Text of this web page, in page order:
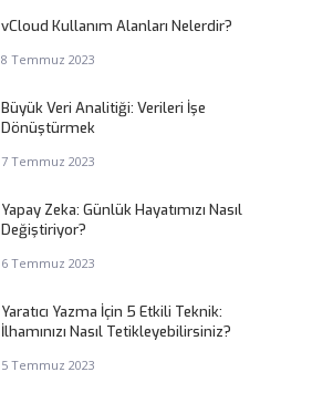
vCloud Kullanım Alanları Nelerdir?
8 Temmuz 2023
Büyük Veri Analitiği: Verileri İşe
Dönüştürmek
7 Temmuz 2023
Yapay Zeka: Günlük Hayatımızı Nasıl
Değiştiriyor?
6 Temmuz 2023
Yaratıcı Yazma İçin 5 Etkili Teknik:
İlhamınızı Nasıl Tetikleyebilirsiniz?
5 Temmuz 2023